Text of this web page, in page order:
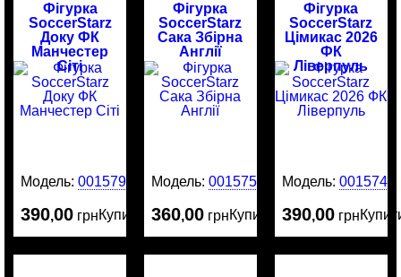
Фігурка
SoccerStarz
Доку ФК
Манчестер
Сіті
Модель:0015799
390,00 грнКупити
Фігурка
SoccerStarz
Сака Збірна
Англії
Модель:0015751
360,00 грнКупити
Фігурка
SoccerStarz
Цімикас 2026
ФК
Ліверпуль
Модель: 0015741
390,00 грн